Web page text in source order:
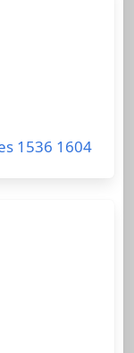
1536 1604